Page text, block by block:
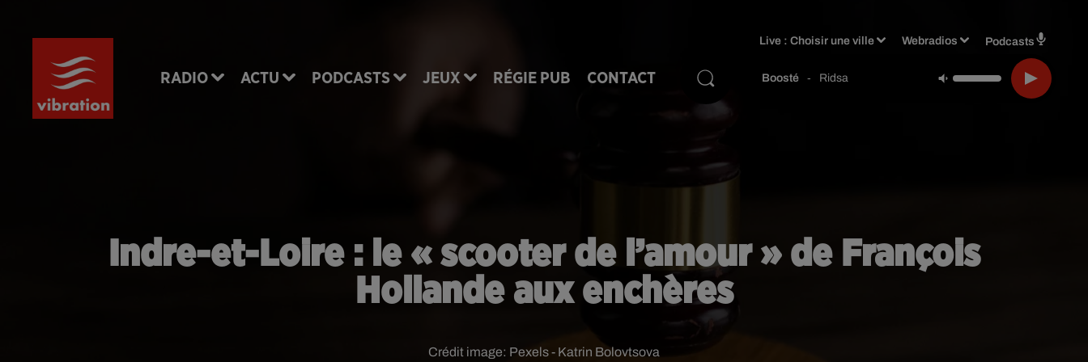
RADIO ACTU PODCASTS JEUX RÉGIE PUB CONTACT
Live :Choisir une ville Webradios Podcasts
Boosté - Ridsa
Indre-et-Loire : le « scooter de l’amour » de François
Hollande aux enchères
Crédit image: Pexels - Katrin Bolovtsova